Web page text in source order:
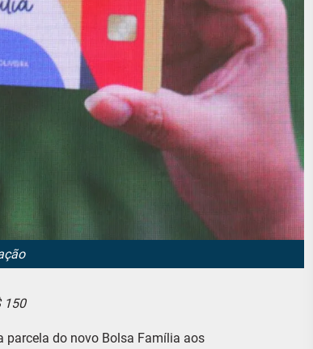
150
parcela do novo Bolsa Família aos